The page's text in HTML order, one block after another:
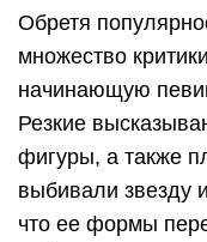
Обретя
множество
начинающую
Резкие
фигуры, а также
выбивали звезду
что ее формы